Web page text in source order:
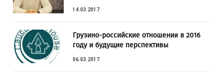
14.03.2017
Грузино-российские отношения в 2016
году и будущие перспективы
06.03.2017